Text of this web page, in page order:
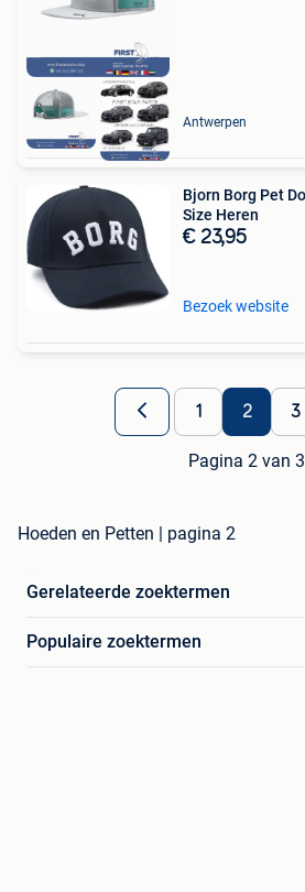
Antwerpen
Bjorn Borg Pet Donkerblauw maat One
Size Heren
€ 23,95
Bezoek website
1 2 3
Pagina 2 van 3
Hoeden en Petten | pagina 2
Gerelateerde zoektermen
Populaire zoektermen